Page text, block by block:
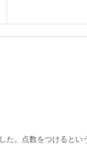
た。点数をつけるとい